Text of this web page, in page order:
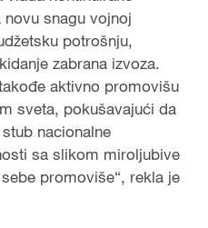
novu snagu vojnoj
potrošnju,
zabrana izvoza.
aktivno promovišu
sveta, pokušavajući da
nacionalne
sa slikom miroljubive
promoviše“, rekla je